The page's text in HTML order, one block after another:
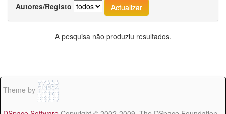
Autores/Registo
A pesquisa não produziu resultados.
Theme by